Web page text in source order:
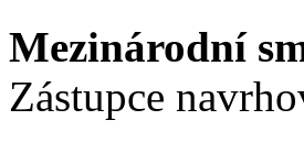
Mezinárodní
Zástupce